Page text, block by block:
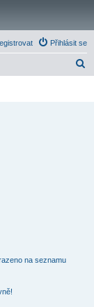
Přihlásit se
na seznamu